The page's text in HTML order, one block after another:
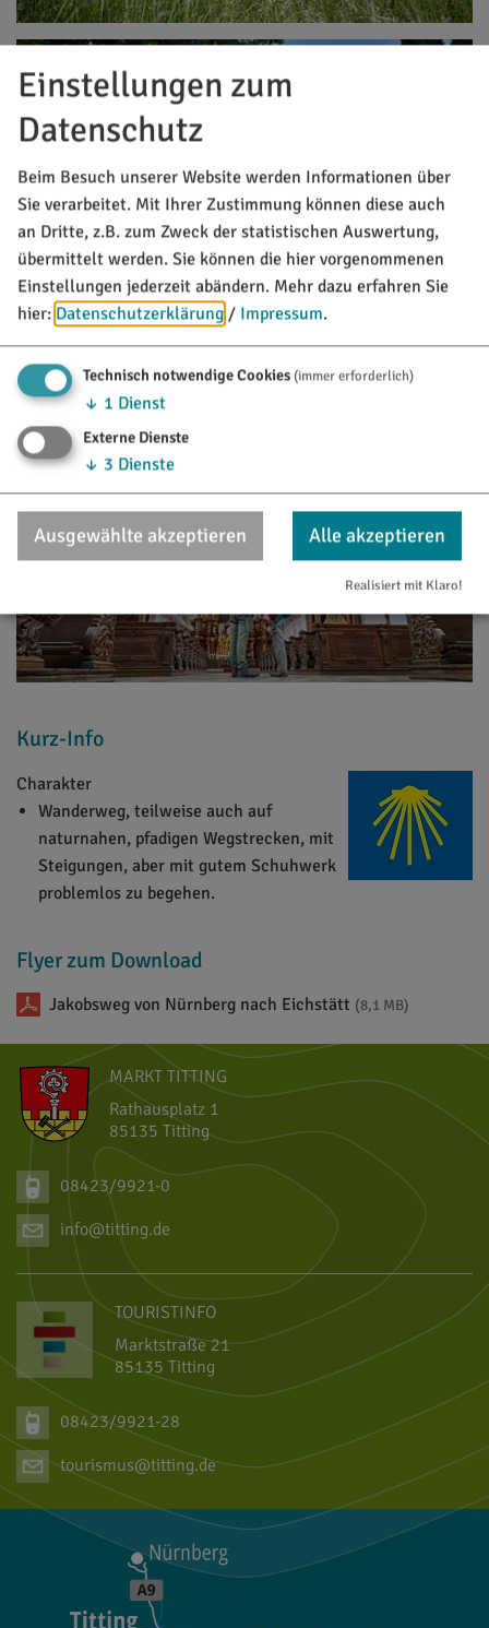
Kurz-Info
Charakter
Wanderweg, teilweise auch auf
naturnahen, pfadigen Wegstrecken, mit
Steigungen, aber mit gutem Schuhwerk
problemlos zu begehen.
Flyer zum Download
Jakobsweg von Nürnberg nach Eichstätt (8,1 MB)
MARKT TITTING
Rathausplatz 1
85135 Titting
08423/9921-0
info@titting.de
TOURISTINFO
Marktstraße 21
85135 Titting
08423/9921-28
tourismus@titting.de
Einstellungen zum
Datenschutz
Beim Besuch unserer Website werden Informationen über
Sie verarbeitet. Mit Ihrer Zustimmung können diese auch
an Dritte, z.B. zum Zweck der statistischen Auswertung,
übermittelt werden. Sie können die hier vorgenommenen
Einstellungen jederzeit abändern. Mehr dazu erfahren Sie
hier: Datenschutzerklärung / Impressum.
Technisch notwendige Cookies(immer erforderlich)
↓ 1 Dienst
Externe Dienste
↓ 3 Dienste
Ausgewählte akzeptieren Alle akzeptieren
Realisiert mit Klaro!